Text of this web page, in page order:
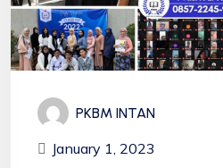
PKBM INTAN
January 1, 2023